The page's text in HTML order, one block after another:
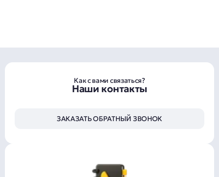
Как с вами связаться?
Наши контакты
ЗАКАЗАТЬ ОБРАТНЫЙ ЗВОНОК